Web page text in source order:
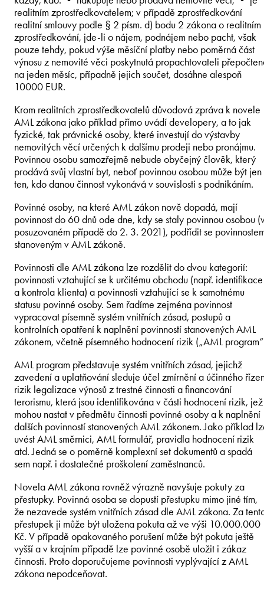
realitním zprostředkovatelem; v případě zprostředkování
realitní smlouvy podle § 2 písm. d) bodu 2 zákona o realitním
zprostředkování, jde-li o nájem, podnájem nebo pacht, však
pouze tehdy, pokud výše měsíční platby nebo poměrná část
výnosu z nemovité věci poskytnutá propachtovateli
na jeden měsíc, případně jejich součet, dosáhne alespoň
10000 EUR.
Krom realitních zprostředkovatelů důvodová zpráva k novele
AML zákona jako příklad přímo uvádí developery, a to jak
fyzické, tak právnické osoby, které investují do výstavby
nemovitých věcí určených k dalšímu prodeji nebo pronájmu.
Povinnou osobu samozřejmě nebude obyčejný člověk, který
prodává svůj vlastní byt, neboť povinnou osobou může být jen
ten, kdo danou činnost vykonává v souvislosti s podnikáním.
Povinné osoby, na které AML zákon nově dopadá, mají
povinnost do 60 dnů ode dne, kdy se staly povinnou osobou
posuzovaném případě do 2. 3. 2021), podřídit se
stanoveným v AML zákoně.
Povinnosti dle AML zákona lze rozdělit do dvou kategorií:
povinnosti vztahující se k určitému obchodu (např. identifikace
a kontrola klienta) a povinnosti vztahující se k samotnému
statusu povinné osoby. Sem řadíme zejména povinnost
vypracovat písemně systém vnitřních zásad, postupů a
kontrolních opatření k naplnění povinností stanovených AML
zákonem, včetně písemného hodnocení rizik („AML
AML program představuje systém vnitřních zásad, jejichž
zavedení a uplatňování sleduje účel zmírnění a účinného
rizik legalizace výnosů z trestné činnosti a financování
terorismu, která jsou identifikována v části hodnocení rizik, jež
mohou nastat v předmětu činnosti povinné osoby a k naplnění
dalších povinností stanovených AML zákonem. Jako příklad
uvést AML směrnici, AML formulář, pravidla hodnocení rizik
atd. Jedná se o poměrně komplexní set dokumentů a spadá
sem např. i dostatečné proškolení zaměstnanců.
Novela AML zákona rovněž výrazně navyšuje pokuty za
přestupky. Povinná osoba se dopustí přestupku mimo jiné tím,
že nezavede systém vnitřních zásad dle AML zákona. Za
přestupek ji může být uložena pokuta až ve výši 10.000.000
Kč. V případě opakovaného porušení může být pokuta ještě
vyšší a v krajním případě lze povinné osobě uložit i zákaz
činnosti. Proto doporučujeme povinnosti vyplývající z AML
zákona nepodceňovat.